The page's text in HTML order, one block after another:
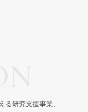
る研究支援事業、